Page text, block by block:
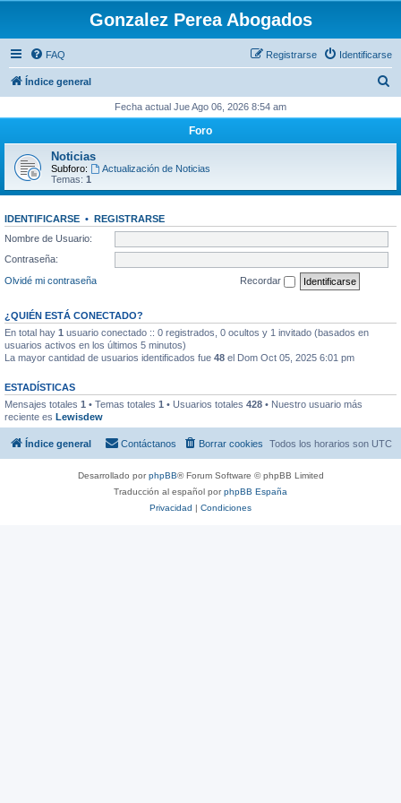
Gonzalez Perea Abogados
FAQ Identificarse
Registrarse
Índice general
c
r
Fecha actual Jue Ago 06, 2026 8:54 am
Foro
Noticias
Subforo:
Actualización de Noticias
Temas: 1
IDENTIFICARSE • REGISTRARSE
Nombre de Usuario:
Contraseña:
Olvidé mi contraseña
Recordar
¿QUIÉN ESTÁ CONECTADO?
En total hay 1 usuario conectado :: 0 registrados, 0 ocultos y 1 invitado (basados en
usuarios activos en los últimos 5 minutos)
La mayor cantidad de usuarios identificados fue 48 el Dom Oct 05, 2025 6:01 pm
ESTADÍSTICAS
Mensajes totales 1 • Temas totales 1 • Usuarios totales 428 • Nuestro usuario más
reciente es Lewisdew
Índice general Todos los horarios son UTC
Borrar cookies
Contáctanos
Desarrollado porphpBB® Forum Software © phpBB Limited
Traducción al español porphpBB España
Privacidad | Condiciones